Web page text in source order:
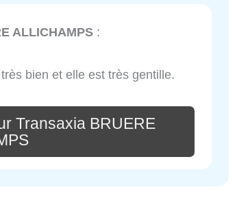
ALLICHAMPS :
bien et elle est très gentille.
Transaxia BRUERE